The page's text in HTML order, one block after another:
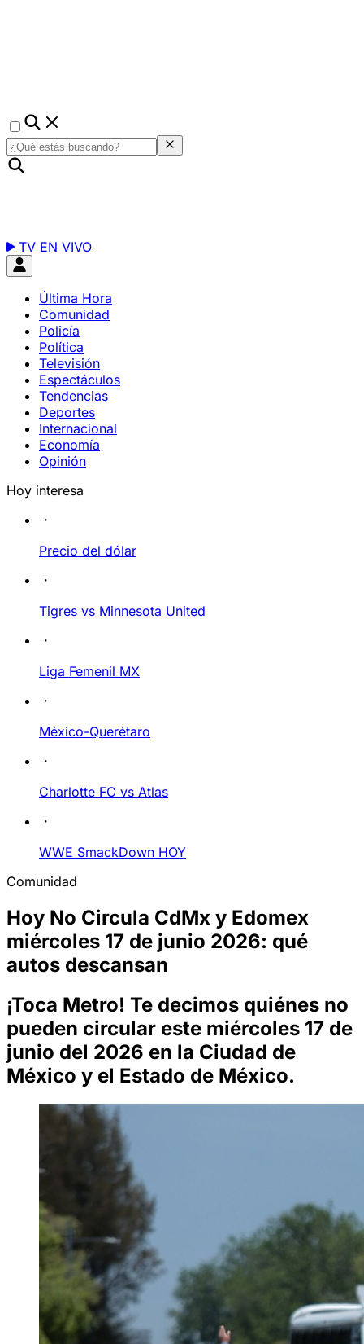
TV EN VIVO
Última Hora
Comunidad
Policía
Política
Televisión
Espectáculos
Tendencias
Deportes
Internacional
Economía
Opinión
Hoy interesa
Precio del dólar
Tigres vs Minnesota United
Liga Femenil MX
México-Querétaro
Charlotte FC vs Atlas
WWE SmackDown HOY
Comunidad
Hoy No Circula CdMx y Edomex
miércoles 17 de junio 2026: qué
autos descansan
¡Toca Metro! Te decimos quiénes no
pueden circular este miércoles 17 de
junio del 2026 en la Ciudad de
México y el Estado de México.